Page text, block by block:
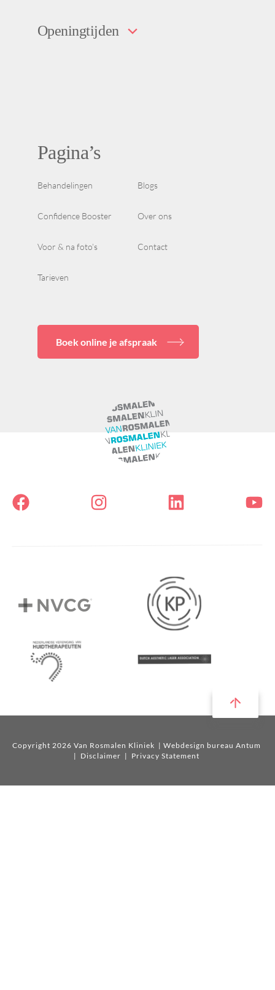
Openingtijden
Pagina’s
Behandelingen Blogs
Confidence Booster Over ons
Voor & na foto’s Contact
Tarieven
Boek online je afspraak
Copyright 2026 Van Rosmalen Kliniek | Webdesign bureau Antum
| Disclaimer | Privacy Statement